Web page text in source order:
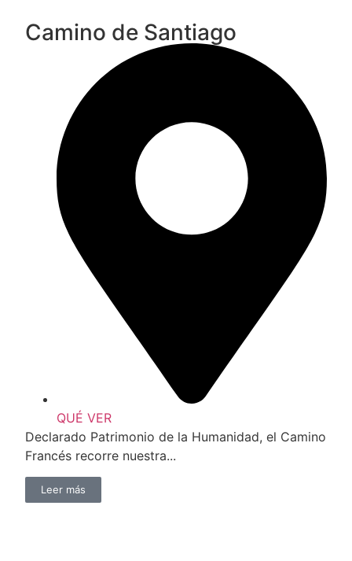
Camino de Santiago
QUÉ VER
Declarado Patrimonio de la Humanidad, el Camino
Francés recorre nuestra...
Leer más